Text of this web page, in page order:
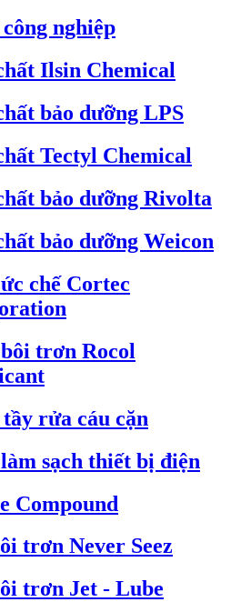
nghiệp
Ilsin Chemical
bảo dưỡng LPS
Tectyl Chemical
bảo dưỡng Rivolta
bảo dưỡng Weicon
chế Cortec
trơn Rocol
rửa cáu cặn
sạch thiết bị điện
Compound
trơn Never Seez
trơn Jet - Lube